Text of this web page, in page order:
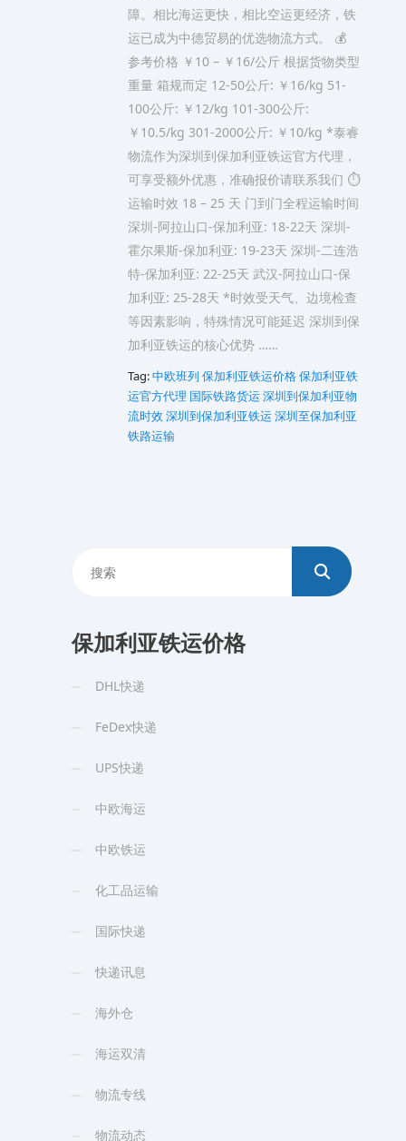
障。相比海运更快，相比空运更经济，铁
运已成为中德贸易的优选物流方式。 💰
参考价格 ￥10 – ￥16/公斤 根据货物类型
重量 箱规而定 12-50公斤: ￥16/kg 51-
100公斤: ￥12/kg 101-300公斤:
￥10.5/kg 301-2000公斤: ￥10/kg *泰睿
物流作为深圳到保加利亚铁运官方代理，
可享受额外优惠，准确报价请联系我们 ⏱️
运输时效 18 – 25 天 门到门全程运输时间
深圳-阿拉山口-保加利亚: 18-22天 深圳-
霍尔果斯-保加利亚: 19-23天 深圳-二连浩
特-保加利亚: 22-25天 武汉-阿拉山口-保
加利亚: 25-28天 *时效受天气、边境检查
等因素影响，特殊情况可能延迟 深圳到保
加利亚铁运的核心优势 ……
Tag:中欧班列 保加利亚铁运价格保加利亚铁
运官方代理 国际铁路货运深圳到保加利亚物
流时效 深圳到保加利亚铁运深圳至保加利亚
铁路运输
保加利亚铁运价格
DHL快递
FeDex快递
UPS快递
中欧海运
中欧铁运
化工品运输
国际快递
快递讯息
海外仓
海运双清
物流专线
物流动态